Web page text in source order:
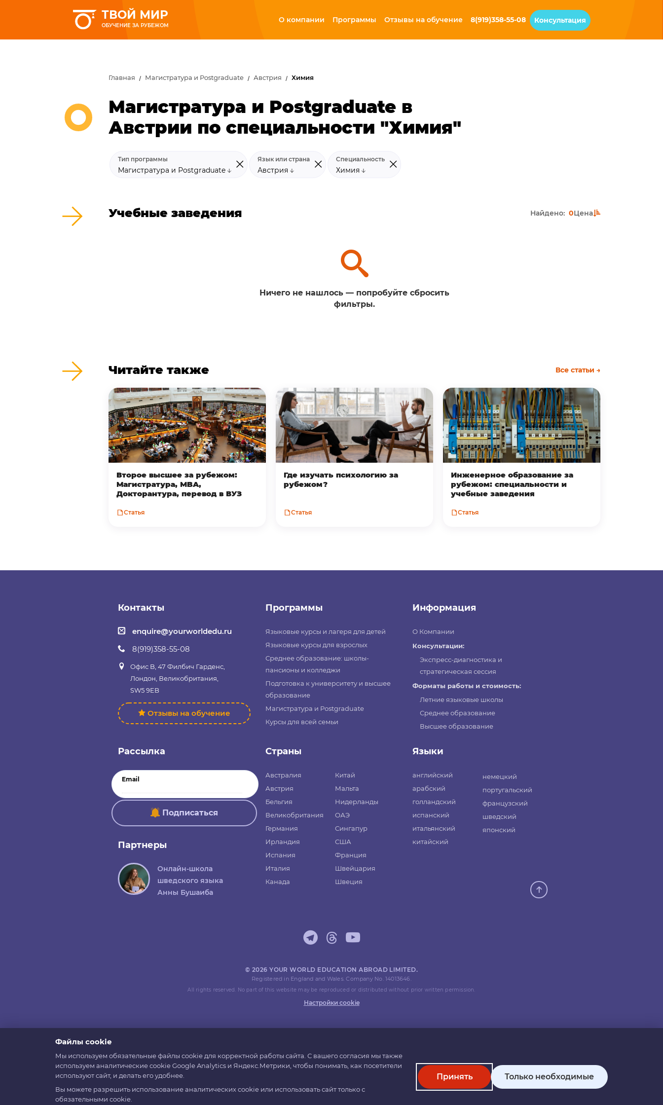
ТВОЙ МИР
ОБУЧЕНИЕ ЗА РУБЕЖОМ
О компании Программы Отзывы на обучение 8(919)358-55-08 Консультация
Главная Магистратура и Postgraduate Австрия Химия
Магистратура и Postgraduate в
Австрии по специальности "Химия"
Тип программы
Магистратура и Postgraduate
Язык или страна
Австрия
Специальность
Химия
Учебные заведения Найдено: 0Цена
Ничего не нашлось — попробуйте сбросить
фильтры.
Читайте также Все статьи →
Второе высшее за рубежом:
Магистратура, MBA,
Докторантура, перевод в ВУЗ
Статья
Где изучать психологию за
рубежом?
Статья
Инженерное образование за
рубежом: специальности и
учебные заведения
Статья
Контакты
enquire@yourworldedu.ru
8(919)358-55-08
Офис B, 47 Филбич Гарденс,
Лондон, Великобритания,
SW5 9EB
Отзывы на обучение
Программы
Языковые курсы и лагеря для детей
Языковые курсы для взрослых
Среднее образование: школы-
пансионы и колледжи
Подготовка к университету и высшее
образование
Магистратура и Postgraduate
Курсы для всей семьи
Информация
О Компании
Консультации:
Экспресс-диагностика и
стратегическая сессия
Форматы работы и стоимость:
Летние языковые школы
Среднее образование
Высшее образование
Рассылка
Email
Подписаться
Партнеры
Онлайн-школа
шведского языка
Анны Бушаиба
Страны
Австралия
Австрия
Бельгия
Великобритания
Германия
Ирландия
Испания
Италия
Канада
Китай
Мальта
Нидерланды
ОАЭ
Сингапур
США
Франция
Швейцария
Швеция
Языки
английский
арабский
голландский
испанский
итальянский
китайский
немецкий
португальский
французский
шведский
японский
© 2026 YOUR WORLD EDUCATION ABROAD LIMITED.
Registered in England and Wales. Company No. 14013646.
All rights reserved. No part of this website may be reproduced or distributed without prior written permission.
Настройки cookie
Файлы cookie
Мы используем обязательные файлы cookie для корректной работы сайта. С вашего согласия мы также
используем аналитические cookie Google Analytics и Яндекс.Метрики, чтобы понимать, как посетители
используют сайт, и делать его удобнее.
Вы можете разрешить использование аналитических cookie или использовать сайт только с
обязательными cookie.
Принять Только необходимые